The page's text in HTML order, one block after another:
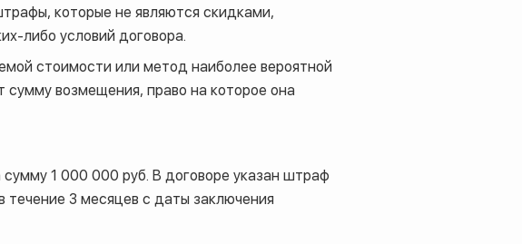
которые не являются скидками,
либо условий договора.
стоимости или метод наиболее вероятной
сумму возмещения, право на которое она
1 000 000 руб. В договоре указан штраф
течение 3 месяцев с даты заключения